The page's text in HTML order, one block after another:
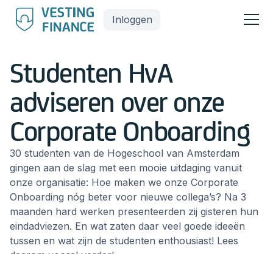
Inloggen
Studenten HvA
adviseren over onze
Corporate Onboarding
30 studenten van de Hogeschool van Amsterdam
gingen aan de slag met een mooie uitdaging vanuit
onze organisatie: Hoe maken we onze Corporate
Onboarding nóg beter voor nieuwe collega’s? Na 3
maanden hard werken presenteerden zij gisteren hun
eindadviezen. En wat zaten daar veel goede ideeën
tussen en wat zijn de studenten enthousiast! Lees